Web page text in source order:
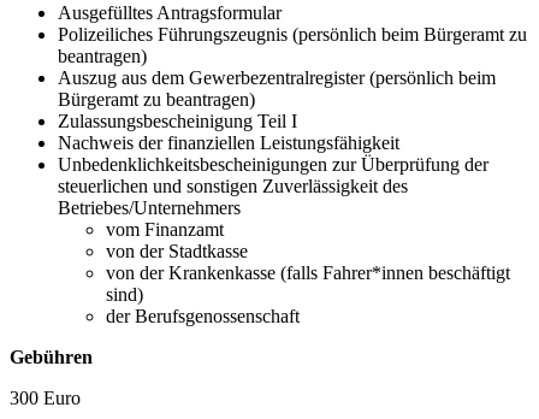
Ausgefülltes Antragsformular
Polizeiliches Führungszeugnis (persönlich beim Bürgeramt zu
beantragen)
Auszug aus dem Gewerbezentralregister (persönlich beim
Bürgeramt zu beantragen)
Zulassungsbescheinigung Teil I
Nachweis der finanziellen Leistungsfähigkeit
Unbedenklichkeitsbescheinigungen zur Überprüfung der
steuerlichen und sonstigen Zuverlässigkeit des
Betriebes/Unternehmers
vom Finanzamt
von der Stadtkasse
von der Krankenkasse (falls Fahrer*innen beschäftigt
sind)
der Berufsgenossenschaft
Gebühren
300 Euro